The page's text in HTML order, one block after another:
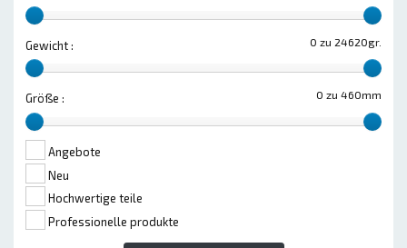
0 zu 24620gr.
Gewicht :
0 zu 460mm
Größe :
Angebote
Neu
Hochwertige teile
Professionelle produkte